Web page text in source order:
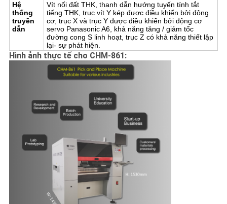
Hệ
thống
truyền
dẫn
Vít nối đất THK, thanh dẫn hướng tuyến tính tắt
tiếng THK, trục vít Y kép được điều khiển bởi động
cơ, trục X và trục Y được điều khiển bởi động cơ
servo Panasonic A6, khả năng tăng / giảm tốc
đường cong S linh hoạt, trục Z có khả năng thiết lập
lại- sự phát hiện.
Hình ảnh thực tế cho CHM-861: